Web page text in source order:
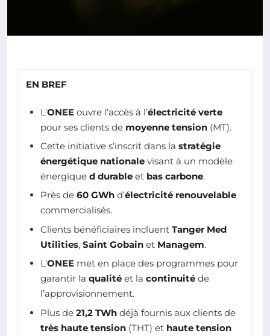
EN BREF
L’ONEE ouvre l’accès à l’électricité verte
pour ses clients de moyenne tension (MT).
Cette initiative s’inscrit dans la stratégie
énergétique nationale visant à un modèle
énergique d durable et bas carbone.
Près de 60 GWh d’électricité renouvelable
commercialisés.
Clients bénéficiaires incluent Tanger Med
Utilities, Saint Gobain et Managem.
L’ONEE met en place des programmes pour
garantir la qualité et la continuité de
l’approvisionnement.
Plus de 21,2 TWh déjà fournis aux clients de
très haute tension (THT) et haute tension